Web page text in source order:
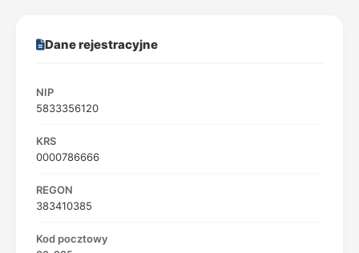
Dane rejestracyjne
NIP
5833356120
KRS
0000786666
REGON
383410385
Kod pocztowy